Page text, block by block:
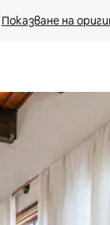
Показване на